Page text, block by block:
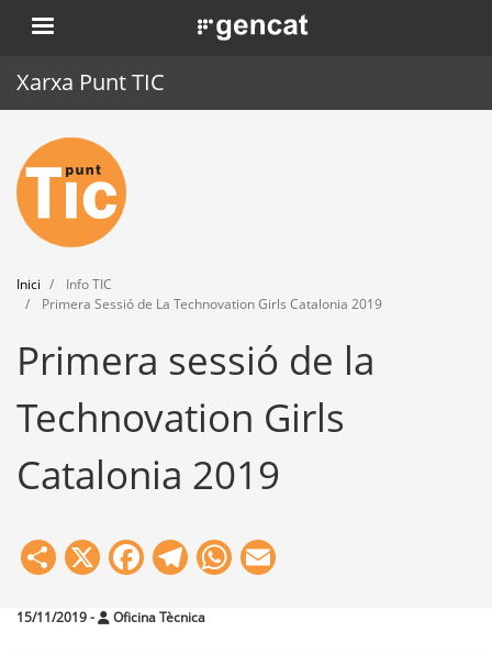
Vés
al
. Obre en una nova finestra.
Xarxa Punt TIC
Inici
Punt TIC
Actualitat
Agenda
Formació
Eines
Inici
Info TIC
Primera Sessió de La Technovation Girls Catalonia 2019
Primera sessió de la
Technovation Girls
Catalonia 2019
Share
X Facebook
Telegram
WhatsApp
15/11/2019- Oficina Tècnica